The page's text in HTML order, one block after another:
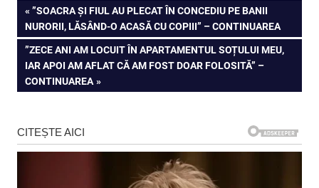
Navigare
în
articole
PREVIOUS
POST:
”SOACRA ȘI FIUL AU PLECAT ÎN CONCEDIU PE BANII
NURORII, LĂSÂND-O ACASĂ CU COPIII” – CONTINUAREA
NEXT
POST:
”ZECE ANI AM LOCUIT ÎN APARTAMENTUL SOȚULUI MEU,
IAR APOI AM AFLAT CĂ AM FOST DOAR FOLOSITĂ” –
CONTINUAREA